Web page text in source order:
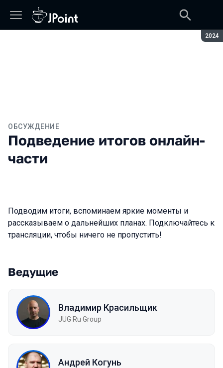
2024
ОБСУЖДЕНИЕ
Подведение итогов онлайн-
части
Подводим итоги, вспоминаем яркие моменты и
рассказываем о дальнейших планах. Подключайтесь к
трансляции, чтобы ничего не пропустить!
Ведущие
Владимир Красильщик
JUG Ru Group
Андрей Когунь